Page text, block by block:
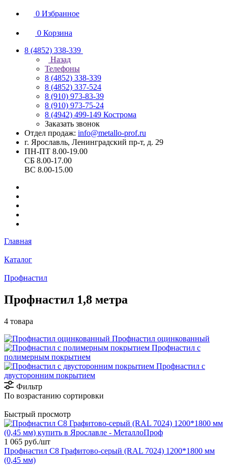
0 Избранное
0 Корзина
8 (4852) 338-339
Назад
Телефоны
8 (4852) 338-339
8 (4852) 337-524
8 (910) 973-83-39
8 (910) 973-75-24
8 (4942) 499-149 Кострома
Заказать звонок
Отдел продаж: info@metallo-prof.ru
г. Ярославль, Ленинградский пр-т, д. 29
ПН-ПТ 8.00-19.00
СБ 8.00-17.00
ВС 8.00-15.00
Главная
Каталог
Профнастил
Профнастил 1,8 метра
4 товара
Профнастил оцинкованный
Профнастил с
полимерным покрытием
Профнастил с
двусторонним покрытием
Фильтр
По возрастанию сортировки
Быстрый просмотр
1 065 руб./шт
Профнастил С8 Графитово-серый (RAL 7024) 1200*1800 мм
(0,45 мм)